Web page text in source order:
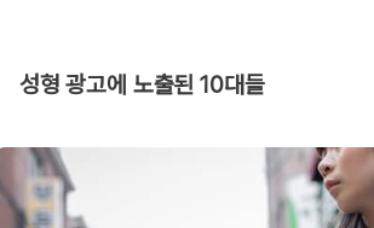
성형 광고에 노출된 10대들